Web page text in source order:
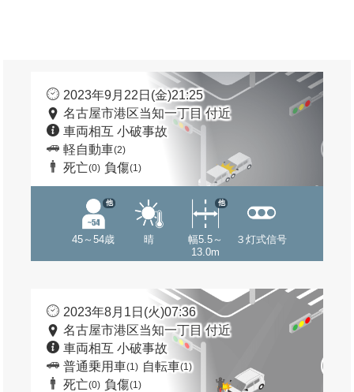
2023年9月22日(金)21:25
名古屋市港区当知一丁目 付近
車両相互 小破事故
軽自動車(2)
死亡(0) 負傷(1)
45～54歳
他
晴
幅5.5～
13.0m
他
３灯式信号
2023年8月1日(火)07:36
名古屋市港区当知一丁目 付近
車両相互 小破事故
普通乗用車(1) 自転車(1)
死亡(0) 負傷(1)